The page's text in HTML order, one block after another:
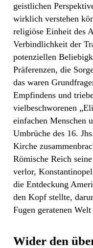
geistlichen
wirklich verstehen
religiöse Einheit des
Verbindlichkeit der
potenziellen
Präferenzen, die
das waren
Empfindens und
vielbeschworenen
einfachen Menschen
Umbrüche des 16.
Kirche
Römische Reich
verlor,
die Entdeckung
den Kopf stellte,
Fugen geratenen
Wider den